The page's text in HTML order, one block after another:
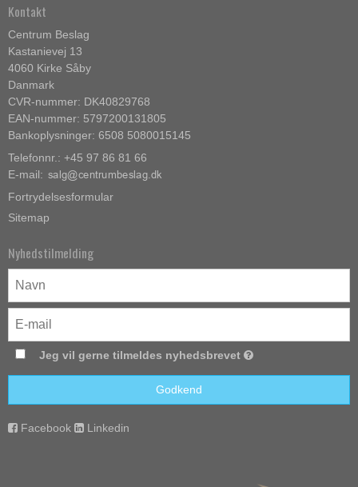
Kontakt
Centrum Beslag
Kastanievej 13
4060 Kirke Såby
Danmark
CVR-nummer: DK40829768
EAN-nummer: 5797200131805
Bankoplysninger: 6508 5080015145
Telefonnr.: +45 97 86 81 66
E-mail:
Fortrydelsesformular
Sitemap
Nyhedstilmelding
Jeg vil gerne tilmeldes nyhedsbrevet
Godkend
Facebook Linkedin